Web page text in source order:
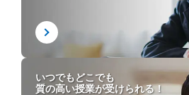
いつでもどこでも
質の高い授業が受けられる！